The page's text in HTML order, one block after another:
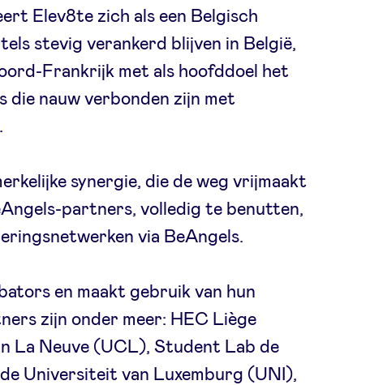
Elev8te zich als een Belgisch
stevig verankerd blijven in België,
Frankrijk met als hoofddoel het
die nauw verbonden zijn met
synergie, die de weg vrijmaakt
partners, volledig te benutten,
via BeAngels.
en maakt gebruik van hun
zijn onder meer: ​​HEC Liège
La Neuve (UCL), Student Lab de
Universiteit van Luxemburg (UNI),